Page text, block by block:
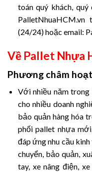
toán quý khách,
(24/24) hoặc email:
Về Pallet Nhựa
Phương châm
Với nhiều năm
cho nhiều doanh
bảo quản hàng hóa
phối pallet nhựa
đáp ứng nhu cầu
chuyển, bảo quản,
tay, xe nâng điện,